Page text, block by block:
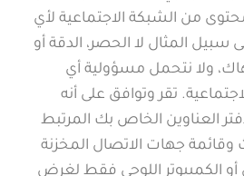
من الشبكة الاجتماعية لأي
المثال لا الحصر، الدقة أو
ولا نتحمل مسؤولية أي
تقر وتوافق على أنه
العناوين الخاص بك المرتبط
جهات الاتصال المخزنة
الكمبيوتر اللوحي فقط لغرض